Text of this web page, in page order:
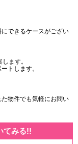
できるケースがござい
ます。
トします。
物件でも気軽にお問い
てみる!!